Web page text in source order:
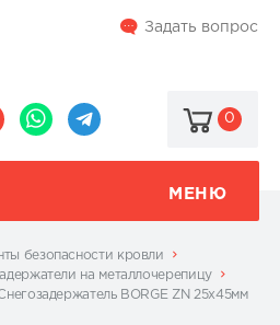
Задать вопрос
0
МЕНЮ
безопасности кровли
на металлочерепицу
BORGE ZN 25х45мм